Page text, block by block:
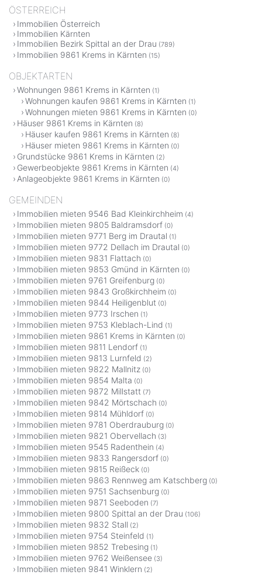
ÖSTERREICH
Immobilien Österreich
Immobilien Kärnten
Immobilien Bezirk Spittal an der Drau (789)
Immobilien 9861 Krems in Kärnten (15)
OBJEKTARTEN
Wohnungen 9861 Krems in Kärnten (1)
Wohnungen kaufen 9861 Krems in Kärnten (1)
Wohnungen mieten 9861 Krems in Kärnten (0)
Häuser 9861 Krems in Kärnten (8)
Häuser kaufen 9861 Krems in Kärnten (8)
Häuser mieten 9861 Krems in Kärnten (0)
Grundstücke 9861 Krems in Kärnten (2)
Gewerbeobjekte 9861 Krems in Kärnten (4)
Anlageobjekte 9861 Krems in Kärnten (0)
GEMEINDEN
Immobilien mieten 9546 Bad Kleinkirchheim (4)
Immobilien mieten 9805 Baldramsdorf (0)
Immobilien mieten 9771 Berg im Drautal (1)
Immobilien mieten 9772 Dellach im Drautal (0)
Immobilien mieten 9831 Flattach (0)
Immobilien mieten 9853 Gmünd in Kärnten (0)
Immobilien mieten 9761 Greifenburg (0)
Immobilien mieten 9843 Großkirchheim (0)
Immobilien mieten 9844 Heiligenblut (0)
Immobilien mieten 9773 Irschen (1)
Immobilien mieten 9753 Kleblach-Lind (1)
Immobilien mieten 9861 Krems in Kärnten (0)
Immobilien mieten 9811 Lendorf (1)
Immobilien mieten 9813 Lurnfeld (2)
Immobilien mieten 9822 Mallnitz (0)
Immobilien mieten 9854 Malta (0)
Immobilien mieten 9872 Millstatt (7)
Immobilien mieten 9842 Mörtschach (0)
Immobilien mieten 9814 Mühldorf (0)
Immobilien mieten 9781 Oberdrauburg (0)
Immobilien mieten 9821 Obervellach (3)
Immobilien mieten 9545 Radenthein (4)
Immobilien mieten 9833 Rangersdorf (0)
Immobilien mieten 9815 Reißeck (0)
Immobilien mieten 9863 Rennweg am Katschberg (0)
Immobilien mieten 9751 Sachsenburg (0)
Immobilien mieten 9871 Seeboden (7)
Immobilien mieten 9800 Spittal an der Drau (106)
Immobilien mieten 9832 Stall (2)
Immobilien mieten 9754 Steinfeld (1)
Immobilien mieten 9852 Trebesing (1)
Immobilien mieten 9762 Weißensee (3)
Immobilien mieten 9841 Winklern (2)